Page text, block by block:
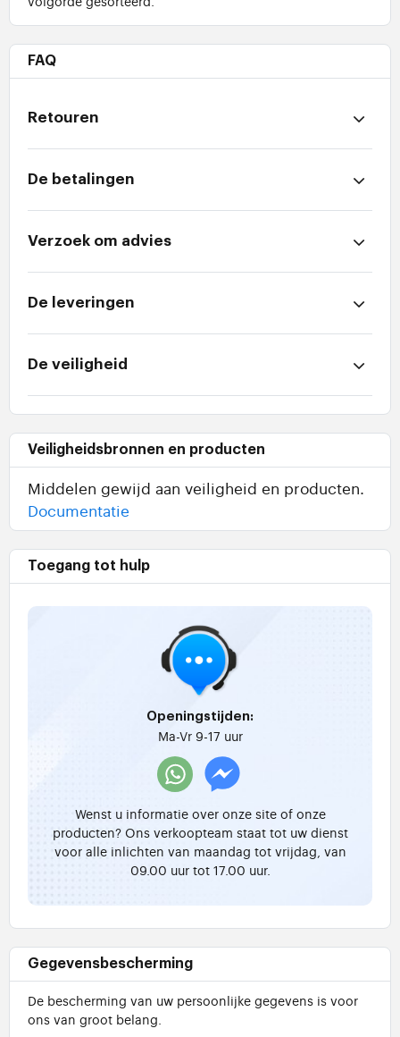
FAQ
Retouren
De betalingen
Verzoek om advies
De leveringen
De veiligheid
Veiligheidsbronnen en producten
Middelen gewijd aan veiligheid en producten.
Documentatie
Toegang tot hulp
Openingstijden:
Ma-Vr 9-17 uur
Wenst u informatie over onze site of onze
producten? Ons verkoopteam staat tot uw dienst
voor alle inlichten van maandag tot vrijdag, van
09.00 uur tot 17.00 uur.
Gegevensbescherming
De bescherming van uw persoonlijke gegevens is voor
ons van groot belang.